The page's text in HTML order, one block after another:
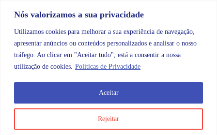
Nós valorizamos a sua privacidade
Utilizamos cookies para melhorar a sua experiência de navegação,
apresentar anúncios ou conteúdos personalizados e analisar o nosso
tráfego. Ao clicar em "Aceitar tudo", está a consentir a nossa
utilização de cookies. Políticas de Privacidade
Rejeitar
Aceitar
Categorias